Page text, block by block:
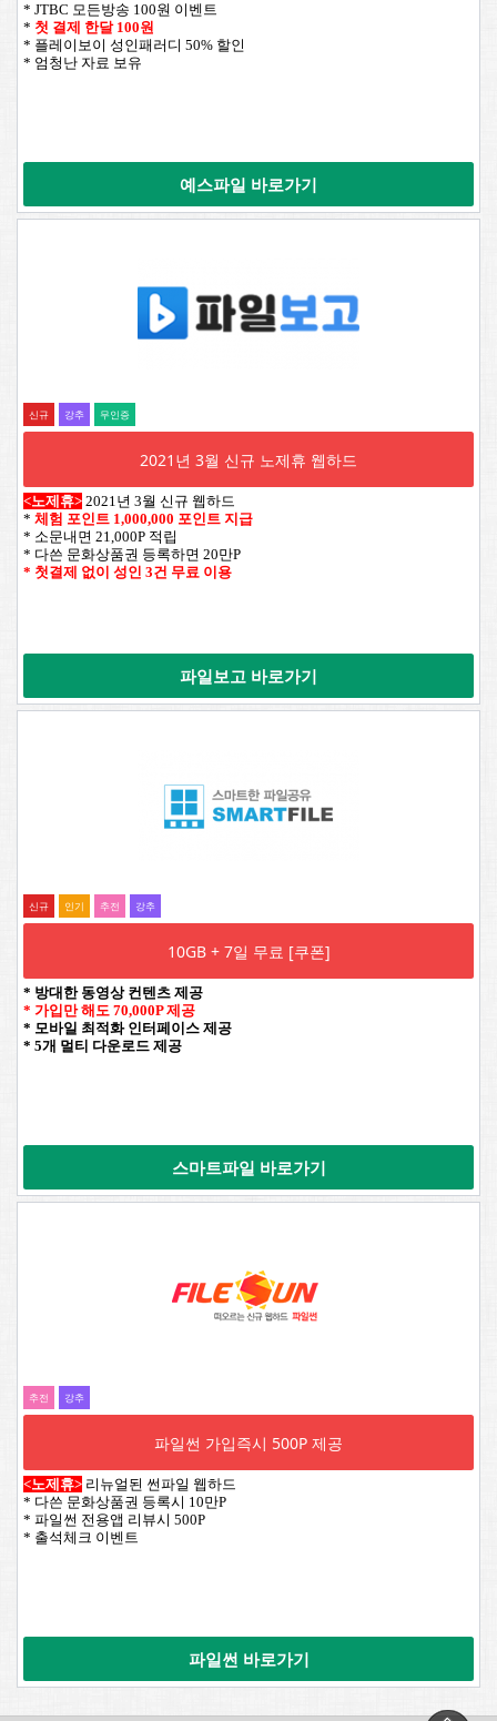
* JTBC 모든방송 100원 이벤트
* 첫 결제 한달 100원
* 플레이보이 성인패러디 50% 할인
* 엄청난 자료 보유
예스파일 바로가기
신규 강추 무인증
2021년 3월 신규 노제휴 웹하드
<노제휴> 2021년 3월 신규 웹하드
* 체험 포인트 1,000,000 포인트 지급
* 소문내면 21,000P 적립
* 다쓴 문화상품권 등록하면 20만P
* 첫결제 없이 성인 3건 무료 이용
파일보고 바로가기
신규 인기 추전 강추
10GB + 7일 무료 [쿠폰]
* 방대한 동영상 컨텐츠 제공
* 가입만 해도 70,000P 제공
* 모바일 최적화 인터페이스 제공
* 5개 멀티 다운로드 제공
스마트파일 바로가기
추전 강추
파일썬 가입즉시 500P 제공
<노제휴> 리뉴얼된 썬파일 웹하드
* 다쓴 문화상품권 등록시 10만P
* 파일썬 전용앱 리뷰시 500P
* 출석체크 이벤트
파일썬 바로가기